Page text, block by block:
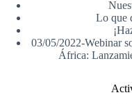
Lo que
03/05/2022-Webinar
África: